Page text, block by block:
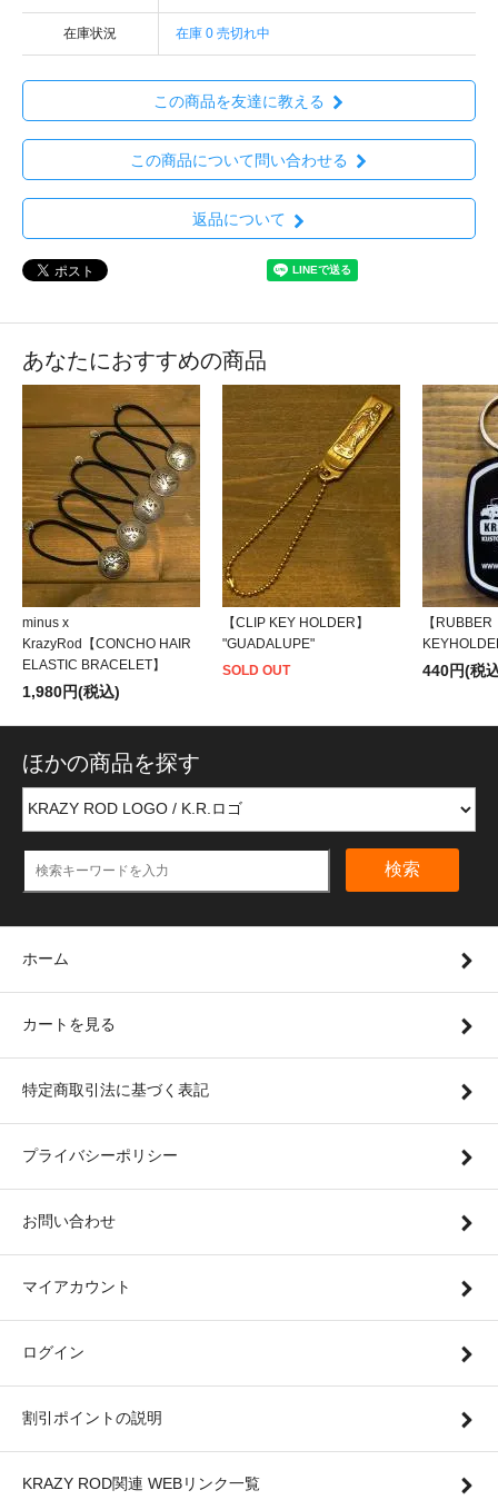
在庫状況 在庫 0 売切れ中
この商品を友達に教える
この商品について問い合わせる
返品について
あなたにおすすめの商品
minus x
KrazyRod【CONCHO HAIR
ELASTIC BRACELET】
1,980円(税込)
【CLIP KEY HOLDER】
"GUADALUPE"
SOLD OUT
【RUBBER
440円(税
ほかの商品を探す
検索
ホーム
カートを見る
特定商取引法に基づく表記
プライバシーポリシー
お問い合わせ
マイアカウント
ログイン
割引ポイントの説明
KRAZY ROD関連 WEBリンク一覧